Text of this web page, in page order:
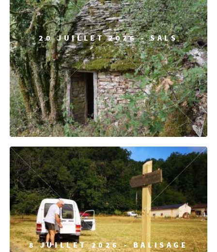
20 JUILLET 2026 - SALS
8 JUILLET 2026 - BALISAGE